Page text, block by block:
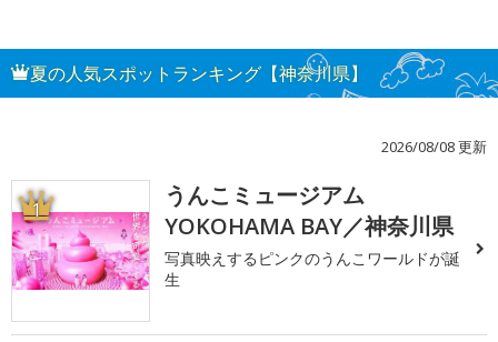
夏の人気スポットランキング【神奈川県】
2026/08/08 更新
1
うんこミュージアム
YOKOHAMA BAY／神奈川県
写真映えするピンクのうんこワールドが誕
生